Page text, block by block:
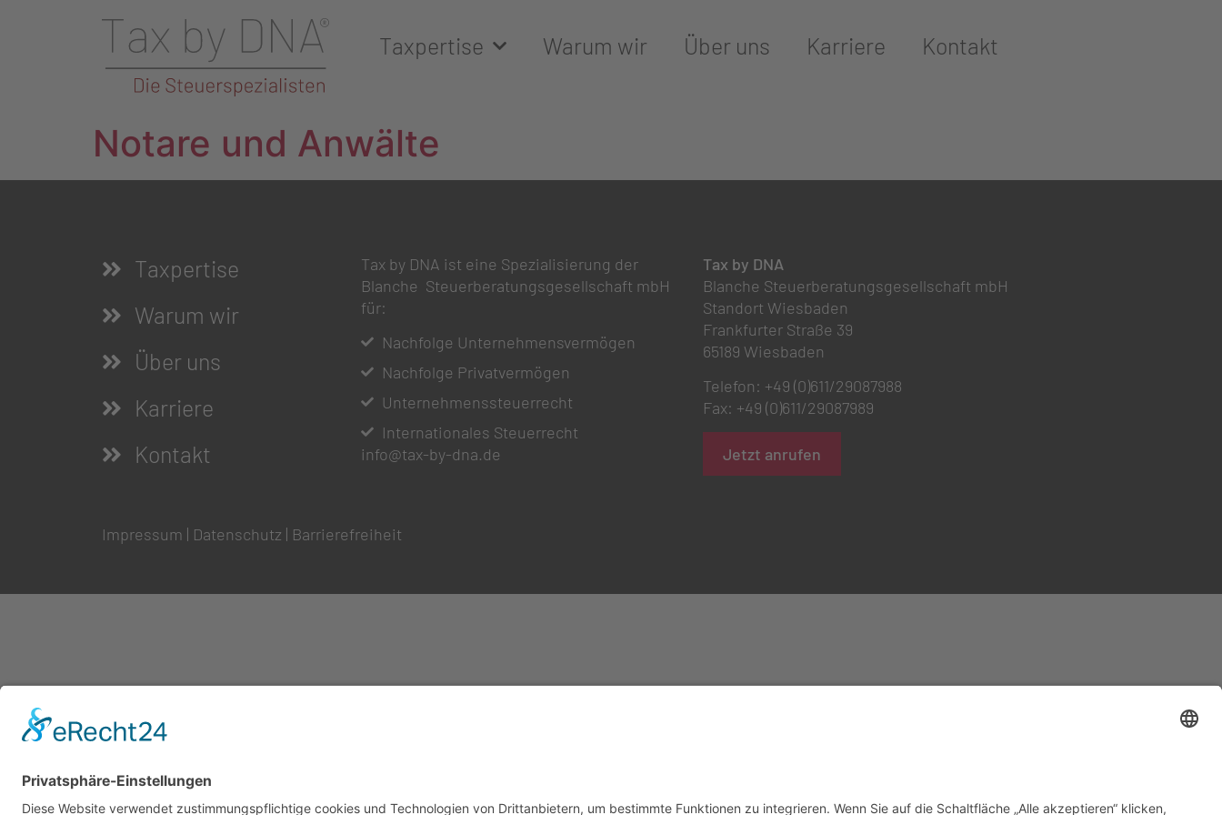
Taxpertise Warum wir Über uns Karriere Kontakt
Notare und Anwälte
Taxpertise
Warum wir
Über uns
Karriere
Kontakt
Tax by DNA ist eine Spezialisierung der
Blanche Steuerberatungsgesellschaft mbH
für:
Nachfolge Unternehmensvermögen
Nachfolge Privatvermögen
Unternehmenssteuerrecht
Internationales Steuerrecht
info@tax-by-dna.de
Tax by DNA
Blanche Steuerberatungsgesellschaft mbH
Standort Wiesbaden
Frankfurter Straße 39
65189 Wiesbaden
Telefon: +49 (0)611/29087988
Fax: +49 (0)611/29087989
Jetzt anrufen
Impressum | Datenschutz | Barrierefreiheit